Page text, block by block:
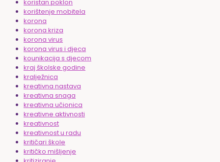
koristan poklon
korištenje mobitela
korona
korona kriza
korona virus
korona virus i djeca
kounikacija s djecom
kraj školske godine
kralježnica
kreativna nastava
kreativna snaga
kreativna učionica
kreativne aktivnosti
kreativnost
kreativnost u radu
kritičari škole
kritičko mišljenje